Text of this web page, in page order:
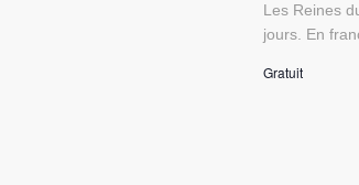
Les Reines
jours. En
Gratuit